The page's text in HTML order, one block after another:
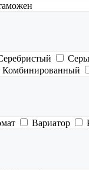
Комбинированный
Вариатор